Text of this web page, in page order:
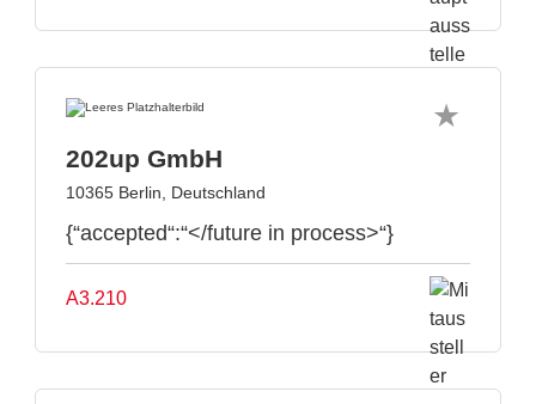
202up GmbH
10365 Berlin, Deutschland
{“accepted“:“</future in process>“}
A3.210